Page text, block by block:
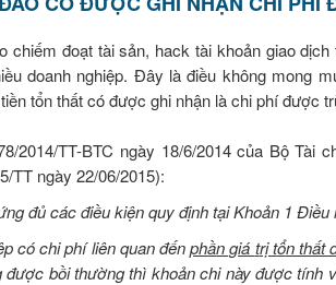
chiếm đoạt tài sản, hack tài khoản giao
doanh nghiệp. Đây là điều không mong
tổn thất có được ghi nhận là chi phí được
2014/TT-BTC ngày 18/6/2014 của Bộ Tài
TT ngày 22/06/2015):
đủ các điều kiện quy định tại Khoản 1 Điều
có chi phí liên quan đếnphần giá trị tổn thất
được bồi thường thì khoản chi này được tính